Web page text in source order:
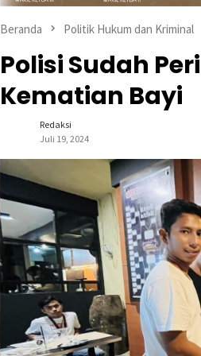
Beranda Politik Hukum dan Kriminal
Polisi Sudah
Kematian Bayi
Redaksi
Juli 19, 2024